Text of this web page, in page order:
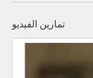
تمارين الفيديو